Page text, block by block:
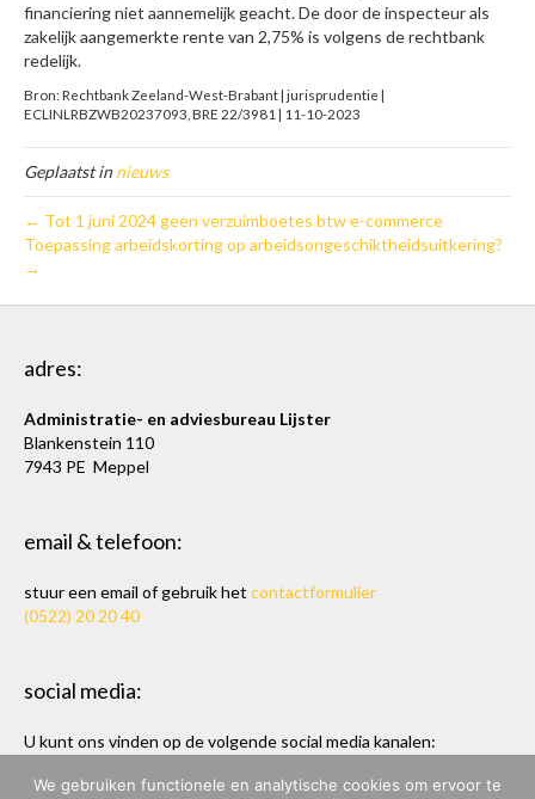
financiering niet aannemelijk geacht. De door de inspecteur als
zakelijk aangemerkte rente van 2,75% is volgens de rechtbank
redelijk.
Bron: Rechtbank Zeeland-West-Brabant | jurisprudentie |
ECLINLRBZWB20237093, BRE 22/3981 | 11-10-2023
Geplaatst innieuws
← Tot 1 juni 2024 geen verzuimboetes btw e-commerce
Toepassing arbeidskorting op arbeidsongeschiktheidsuitkering?
→
adres:
Administratie- en adviesbureau Lijster
Blankenstein 110
7943 PE Meppel
email & telefoon:
stuur een email of gebruik het contactformulier
(0522) 20 20 40
social media:
U kunt ons vinden op de volgende social media kanalen:
We gebruiken functionele en analytische cookies om ervoor te